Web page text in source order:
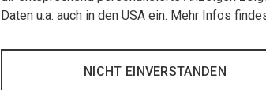
Daten u.a. auch in den USA ein. Mehr Infos
NICHT EINVERSTANDEN